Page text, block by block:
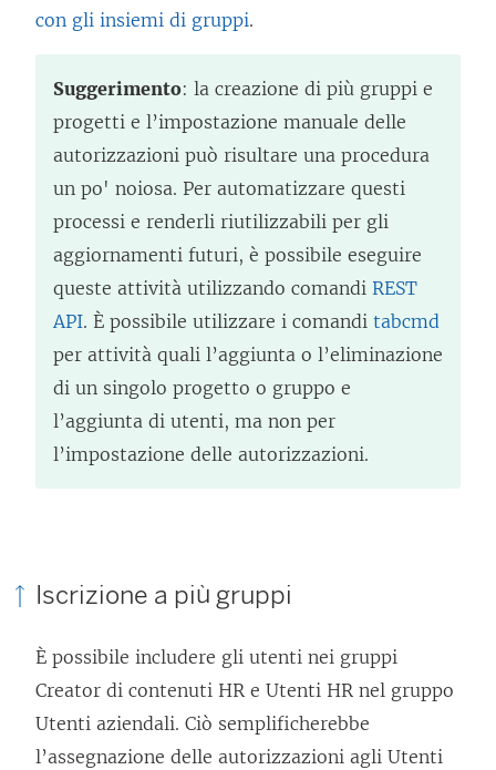
con gli insiemi di gruppi.
Suggerimento: la creazione di più gruppi e
progetti e l’impostazione manuale delle
autorizzazioni può risultare una procedura
un po' noiosa. Per automatizzare questi
processi e renderli riutilizzabili per gli
aggiornamenti futuri, è possibile eseguire
queste attività utilizzando comandi REST
API. È possibile utilizzare i comandi tabcmd
per attività quali l’aggiunta o l’eliminazione
di un singolo progetto o gruppo e
l’aggiunta di utenti, ma non per
l’impostazione delle autorizzazioni.
Iscrizione a più gruppi
È possibile includere gli utenti nei gruppi
Creator di contenuti HR e Utenti HR nel gruppo
Utenti aziendali. Ciò semplificherebbe
l’assegnazione delle autorizzazioni agli Utenti